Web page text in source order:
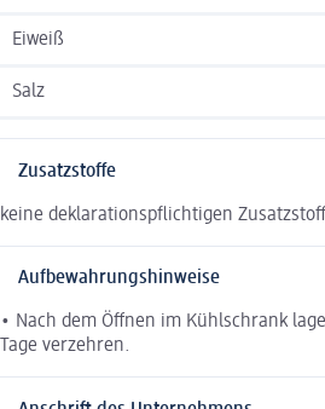
Eiweiß
Salz
Zusatzstoffe
keine deklarationspflichtigen
Aufbewahrungshinweise
• Nach dem Öffnen im Kühlschrank
Tage verzehren.